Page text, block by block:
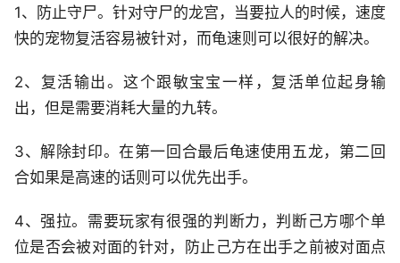
1、防止守尸。针对守尸的龙宫，当要拉人的时候，速度
快的宠物复活容易被针对，而龟速则可以很好的解决。
2、复活输出。这个跟敏宝宝一样，复活单位起身输
出，但是需要消耗大量的九转。
3、解除封印。在第一回合最后龟速使用五龙，第二回
合如果是高速的话则可以优先出手。
4、强拉。需要玩家有很强的判断力，判断己方哪个单
位是否会被对面的针对，防止己方在出手之前被对面点